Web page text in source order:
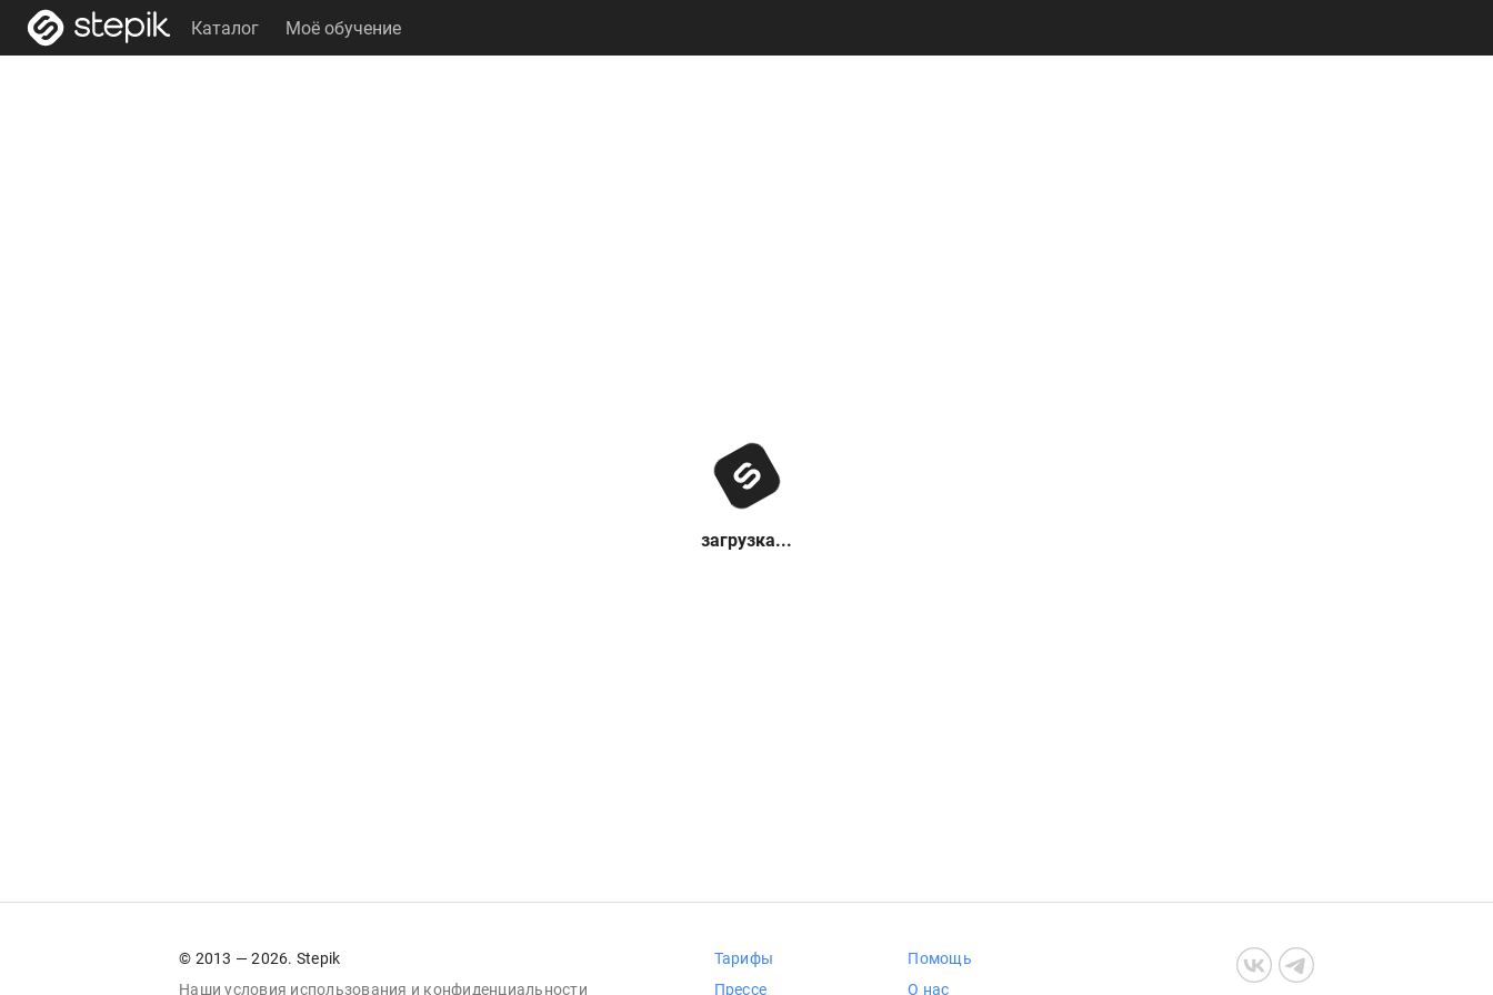
Каталог Моё обучение
загрузка...
© 2013 — 2026. Stepik
Наши условия использования и конфиденциальности
Тарифы
Прессе
Помощь
О нас